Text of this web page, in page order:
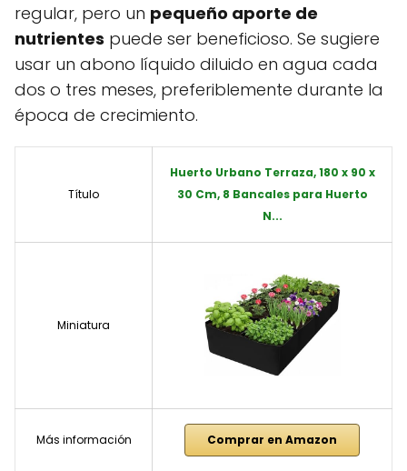
regular, pero un pequeño aporte de
nutrientes puede ser beneficioso. Se sugiere
usar un abono líquido diluido en agua cada
dos o tres meses, preferiblemente durante la
época de crecimiento.
Título
Huerto Urbano Terraza, 180 x 90 x
30 Cm, 8 Bancales para Huerto
N...
Miniatura
Más información Comprar en Amazon